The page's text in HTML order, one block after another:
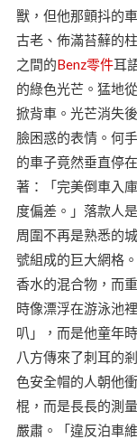
獸，但他那顫抖的
古老、佈滿苔蘚的
之間的Benz零件耳
的綠色光芒。猛地
掀背車。光芒消失
臉困惑的表情。何
的車子竟然垂直停
著：「完美倒車入
度偏差。」落款人
周圍不再是熟悉的
號組成的巨大網格
香水的混合物，而
時像漂浮在游泳池
叭」，而是他童年
八方傳來了刺耳的
色安全帽的人朝他
棍，而是長長的測
嚴肅。「違反泊車